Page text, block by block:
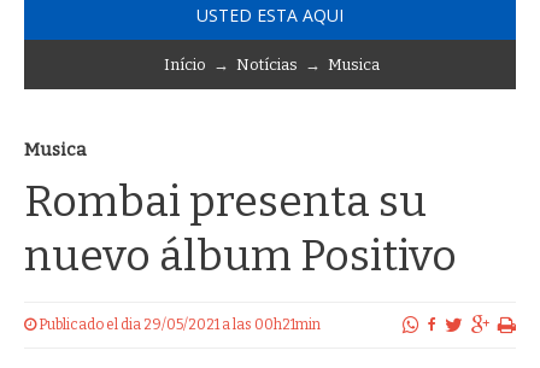
USTED ESTA AQUI
Início → Notícias → Musica
Musica
Rombai presenta su
nuevo álbum Positivo
Publicado el dia 29/05/2021 a las 00h21min